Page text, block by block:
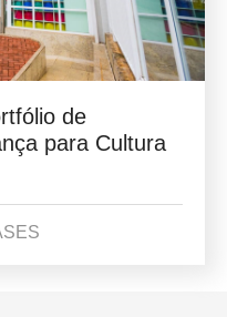
de
para Cultura